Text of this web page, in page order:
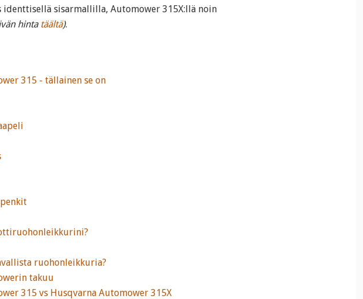
identtisellä sisarmallilla, Automower 315X:llä noin
hinta täältä).
315 - tällainen se on
ruohonleikkuria?
takuu
315 vs Husqvarna Automower 315X